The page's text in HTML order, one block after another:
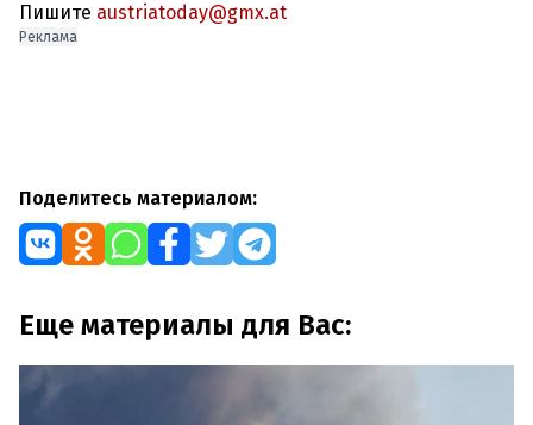
Пишите austriatoday@gmx.at
Реклама
Поделитесь материалом:
Еще материалы для Вас: